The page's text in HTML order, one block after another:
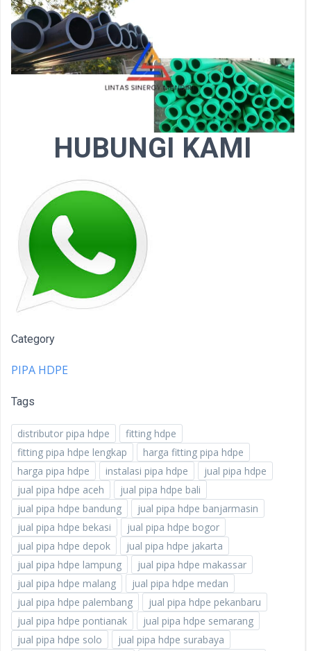
HUBUNGI KAMI
Category
PIPA HDPE
Tags
distributor pipa hdpe
fitting hdpe
fitting pipa hdpe lengkap
harga fitting pipa hdpe
harga pipa hdpe
instalasi pipa hdpe
jual pipa hdpe
jual pipa hdpe aceh
jual pipa hdpe bali
jual pipa hdpe bandung
jual pipa hdpe banjarmasin
jual pipa hdpe bekasi
jual pipa hdpe bogor
jual pipa hdpe depok
jual pipa hdpe jakarta
jual pipa hdpe lampung
jual pipa hdpe makassar
jual pipa hdpe malang
jual pipa hdpe medan
jual pipa hdpe palembang
jual pipa hdpe pekanbaru
jual pipa hdpe pontianak
jual pipa hdpe semarang
jual pipa hdpe solo
jual pipa hdpe surabaya